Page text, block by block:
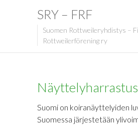
SRY – FRF
Suomen Rottweileryhdistys –
Rottweilerförening ry
Näyttelyharrastus
Suomi on koiranäyttelyiden
Suomessa järjestetään